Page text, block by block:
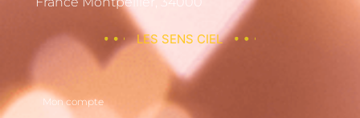
LES SENS CIEL
Mon compte